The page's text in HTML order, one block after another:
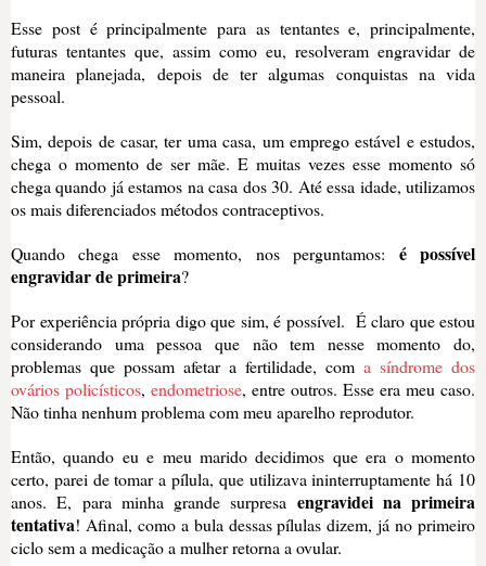
Esse post é principalmente para as tentantes e, principalmente,
futuras tentantes que, assim como eu, resolveram engravidar de
maneira planejada, depois de ter algumas conquistas na vida
pessoal.
Sim, depois de casar, ter uma casa, um emprego estável e estudos,
chega o momento de ser mãe. E muitas vezes esse momento só
chega quando já estamos na casa dos 30. Até essa idade, utilizamos
os mais diferenciados métodos contraceptivos.
Quando chega esse momento, nos perguntamos: é possível
engravidar de primeira?
Por experiência própria digo que sim, é possível. É claro que estou
considerando uma pessoa que não tem nesse momento do,
problemas que possam afetar a fertilidade, com a síndrome dos
ovários policísticos, endometriose, entre outros. Esse era meu caso.
Não tinha nenhum problema com meu aparelho reprodutor.
Então, quando eu e meu marido decidimos que era o momento
certo, parei de tomar a pílula, que utilizava ininterruptamente há 10
anos. E, para minha grande surpresa engravidei naprimeira
tentativa! Afinal, como a bula dessas pílulas dizem, já no primeiro
ciclo sem a medicação a mulher retorna aovular.